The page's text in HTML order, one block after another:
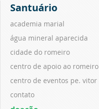
Santuário
academia marial
água mineral aparecida
cidade do romeiro
centro de apoio ao romeiro
centro de eventos pe. vitor
contato